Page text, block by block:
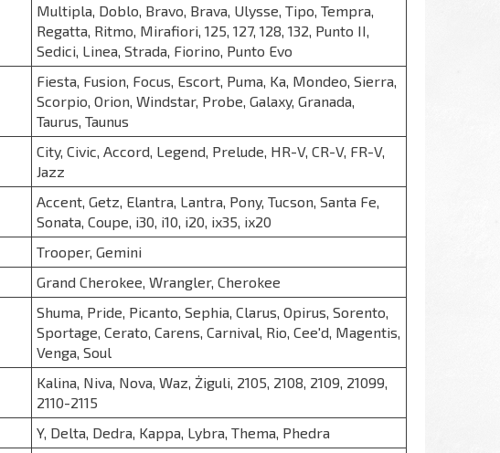
Multipla, Doblo, Bravo, Brava, Ulysse, Tipo, Tempra,
Regatta, Ritmo, Mirafiori, 125, 127, 128, 132, Punto II,
Sedici, Linea, Strada, Fiorino, Punto Evo
Fiesta, Fusion, Focus, Escort, Puma, Ka, Mondeo, Sierra,
Scorpio, Orion, Windstar, Probe, Galaxy, Granada,
Taurus, Taunus
City, Civic, Accord, Legend, Prelude, HR-V, CR-V, FR-V,
Jazz
Accent, Getz, Elantra, Lantra, Pony, Tucson, Santa Fe,
Sonata, Coupe, i30, i10, i20, ix35, ix20
Trooper, Gemini
Grand Cherokee, Wrangler, Cherokee
Shuma, Pride, Picanto, Sephia, Clarus, Opirus, Sorento,
Sportage, Cerato, Carens, Carnival, Rio, Cee'd, Magentis,
Venga, Soul
Kalina, Niva, Nova, Waz, Żiguli, 2105, 2108, 2109, 21099,
2110-2115
Y, Delta, Dedra, Kappa, Lybra, Thema, Phedra